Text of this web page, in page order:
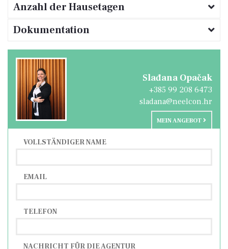
Anzahl der Hausetagen
Dokumentation
Slađana Opačak
+385 99 208 6473
sladana@neelcon.hr
MEIN ANGEBOT
VOLLSTÄNDIGER NAME
EMAIL
TELEFON
NACHRICHT FÜR DIE AGENTUR